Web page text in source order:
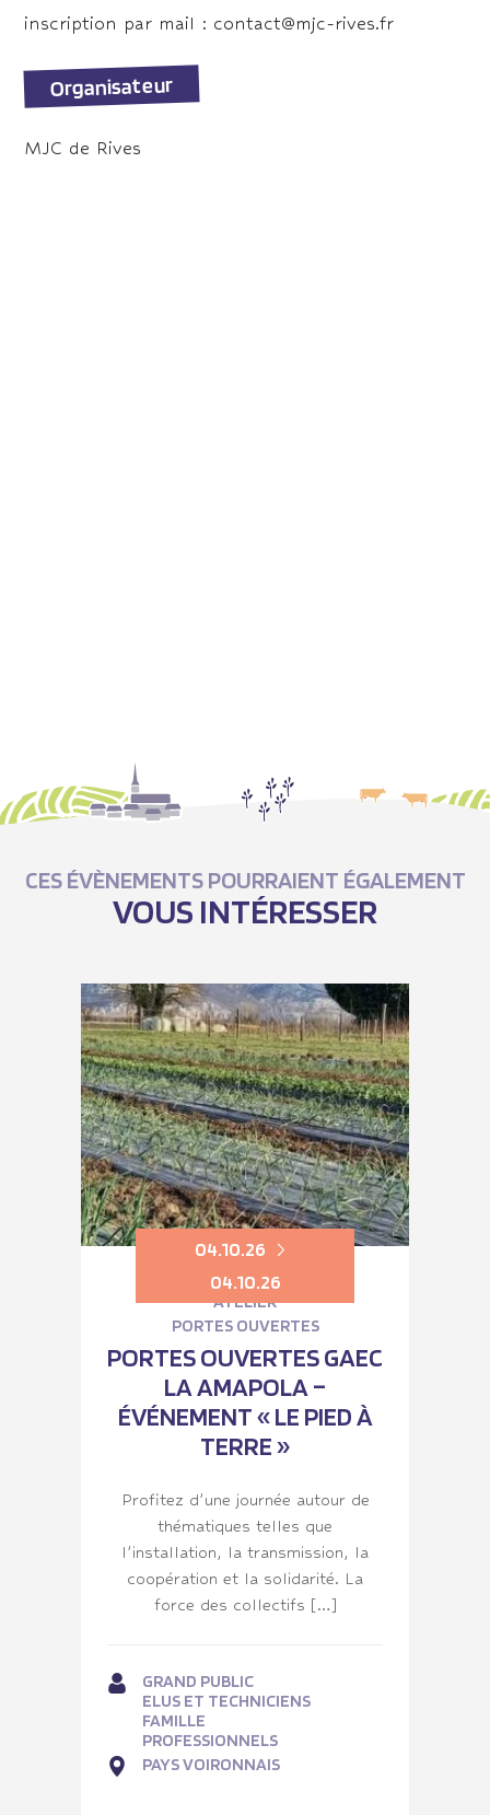
inscription par mail : contact@mjc-rives.fr
Organisateur
MJC de Rives
CES ÉVÈNEMENTS POURRAIENT ÉGALEMENT
VOUS INTÉRESSER
04.10.26
04.10.26
ATELIER
PORTES OUVERTES
PORTES OUVERTES GAEC
LA AMAPOLA –
ÉVÉNEMENT « LE PIED À
TERRE »
Profitez d’une journée autour de
thématiques telles que
l’installation, la transmission, la
coopération et la solidarité. La
force des collectifs […]
GRAND PUBLIC
ELUS ET TECHNICIENS
FAMILLE
PROFESSIONNELS
PAYS VOIRONNAIS